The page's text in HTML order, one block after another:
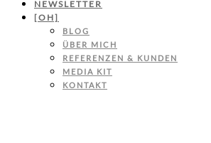
NEWSLETTER
[OH]
BLOG
ÜBER MICH
REFERENZEN & KUNDEN
MEDIA KIT
KONTAKT